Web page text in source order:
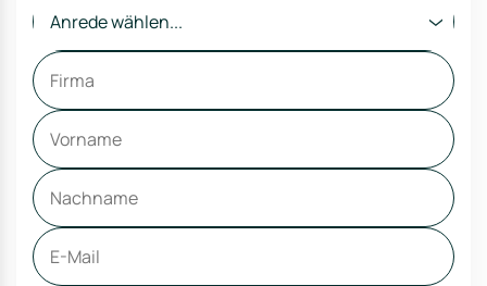
Anrede wählen...